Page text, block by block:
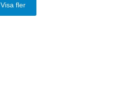
Visa fler